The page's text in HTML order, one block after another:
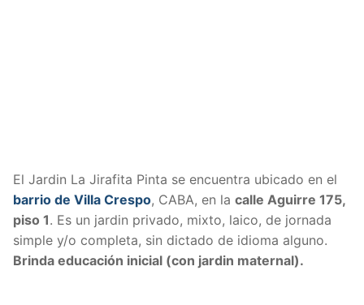
El Jardin La Jirafita Pinta se encuentra ubicado en el
barrio de Villa Crespo, CABA, en la calle Aguirre 175,
piso 1. Es un jardin privado, mixto, laico, de jornada
simple y/o completa, sin dictado de idioma alguno.
Brinda educación inicial (con jardin maternal).